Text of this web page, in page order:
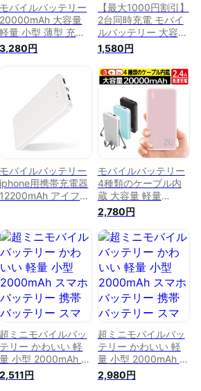
モバイルバッテリー
20000mAh 大容量
軽量 小型 薄型 充電
バッテリー 携帯充電
器 持ち運び 充電器
アイフォン 大容量モ
バイルバッテリー
iPhone Android 対応
急速充電器 pse認証
3,280円
【最大1000円割引】
2台同時充電 モバイ
ルバッテリー 大容量
軽量 小型 薄型
12800mAh スマホ充
電器 アンドロイド
充電器 アイフォン
充電 バッテリー 携
帯充電器 持ち運び
充電器 iPhone
Android 対応 急速充
電器 pse認証 大容量
モバイルバッテリー
R10P
1,580円
モバイルバッテリー
iphone用携帯充電器
12200mAh アイフォ
ポータブル電源 小型
薄型 大容量 スマホ
用(ホワイト)
モバイルバッテリー
4種類のケーブル内
蔵 大容量 軽量
iPhone アイフォン
スマートフォン スマ
ホ アンドロイド
android 携帯充電器
モバイル充電器 携帯
バッテリー ポータブ
ル充電器 小型 薄型
20000mAh
20,000mAh テレワ
ーク 在宅 送料無料
2,780円
超ミニモバイルバッ
テリー かわいい 軽
量 小型 2000mAh ス
マホバッテリー 携帯
バッテリー スマホ充
2,511円
超ミニモバイルバッ
テリー かわいい 軽
量 小型 2000mAh ス
マホバッテリー 携帯
バッテリー スマホ充
2,980円